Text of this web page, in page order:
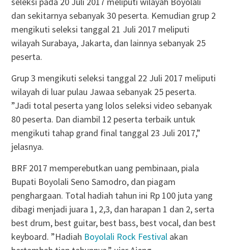
dan sekitarnya sebanyak 30 peserta. Kemudian grup 2
mengikuti seleksi tanggal 21 Juli 2017 meliputi
wilayah Surabaya, Jakarta, dan lainnya sebanyak 25
peserta.
Grup 3 mengikuti seleksi tanggal 22 Juli 2017 meliputi
wilayah di luar pulau Jawaa sebanyak 25 peserta.
”Jadi total peserta yang lolos seleksi video sebanyak
80 peserta. Dan diambil 12 peserta terbaik untuk
mengikuti tahap grand final tanggal 23 Juli 2017,”
jelasnya.
BRF 2017 memperebutkan uang pembinaan, piala
Bupati Boyolali Seno Samodro, dan piagam
penghargaan. Total hadiah tahun ini Rp 100 juta yang
dibagi menjadi juara 1, 2,3, dan harapan 1 dan 2, serta
best drum, best guitar, best bass, best vocal, dan best
keyboard. ”Hadiah Boyolali Rock Festivalakan